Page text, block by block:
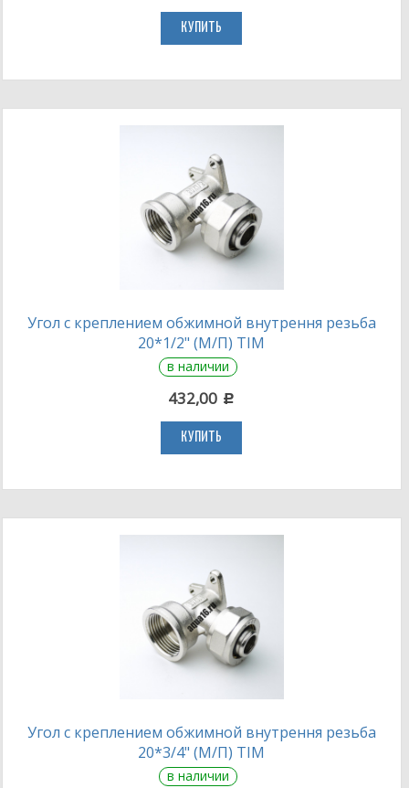
КУПИТЬ
Угол с креплением обжимной внутрення резьба
20*1/2" (М/П) TIM
в наличии
432,00 c
КУПИТЬ
Угол с креплением обжимной внутрення резьба
20*3/4" (М/П) TIM
в наличии